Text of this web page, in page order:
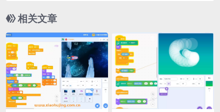
相关文章